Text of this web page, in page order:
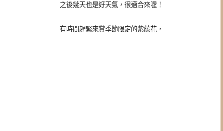
之後幾天也是好天氣，很適合來喔！
有時間趕緊來賞季節限定的紫藤花，